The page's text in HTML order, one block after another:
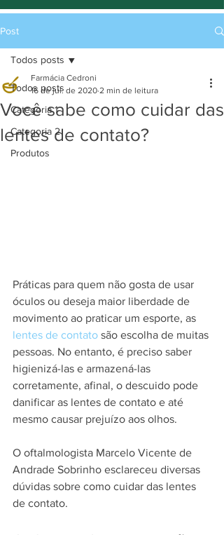
Post
Todos posts
Categoria 1
Categoria 2
Produtos
Todos posts
Você sabe como cuidar das
lentes de contato?
Farmácia Cedroni
16 de jul. de 2020 2 min de leitura
Práticas para quem não gosta de usar
óculos ou deseja maior liberdade de
movimento ao praticar um esporte, as
lentes de contato são escolha de muitas
pessoas. No entanto, é preciso saber
higienizá-las e armazená-las
corretamente, afinal, o descuido pode
danificar as lentes de contato e até
mesmo causar prejuízo aos olhos.
O oftalmologista Marcelo Vicente de
Andrade Sobrinho esclareceu diversas
dúvidas sobre como cuidar das lentes
de contato.